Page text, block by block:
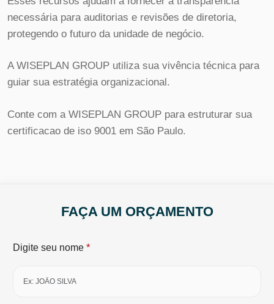
necessária para auditorias e revisões de diretoria,
protegendo o futuro da unidade de negócio.
A WISEPLAN GROUP utiliza sua vivência técnica para
guiar sua estratégia organizacional.
Conte com a WISEPLAN GROUP para estruturar sua
certificacao de iso 9001 em São Paulo.
FAÇA UM ORÇAMENTO
Digite seu nome *